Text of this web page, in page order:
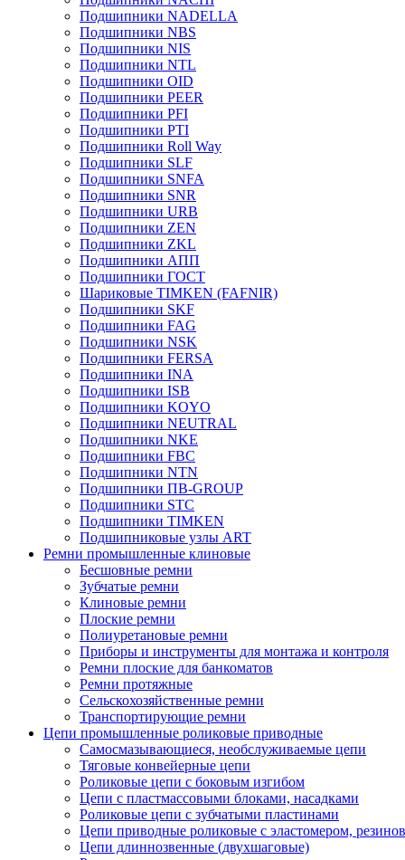
Подшипники NADELLA
Подшипники NBS
Подшипники NIS
Подшипники NTL
Подшипники OID
Подшипники PEER
Подшипники PFI
Подшипники PTI
Подшипники Roll Way
Подшипники SLF
Подшипники SNFA
Подшипники SNR
Подшипники URB
Подшипники ZEN
Подшипники ZKL
Подшипники АПП
Подшипники ГОСТ
Шариковые ТІMKEN (FAFNIR)
Подшипники SKF
Подшипники FAG
Подшипники NSK
Подшипники FERSA
Подшипники INA
Подшипники ISB
Подшипники KOYO
Подшипники NEUTRAL
Подшипники NKE
Подшипники FBC
Подшипники NTN
Подшипники ПВ-GROUP
Подшипники STC
Подшипники TIMKEN
Подшипниковые узлы ART
Ремни промышленные клиновые
Бесшовные ремни
Зубчатые ремни
Клиновые ремни
Плоские ремни
Полиуретановые ремни
Приборы и инструменты для монтажа и контроля
Ремни плоские для банкоматов
Ремни протяжные
Сельскохозяйственные ремни
Транспортирующие ремни
Цепи промышленные роликовые приводные
Самосмазывающиеся, необслуживаемые цепи
Тяговые конвейерные цепи
Роликовые цепи с боковым изгибом
Цепи с пластмассовыми блоками, насадками
Роликовые цепи с зубчатыми пластинами
Цепи приводные роликовые с эластомером,
Цепи длиннозвенные (двухшаговые)